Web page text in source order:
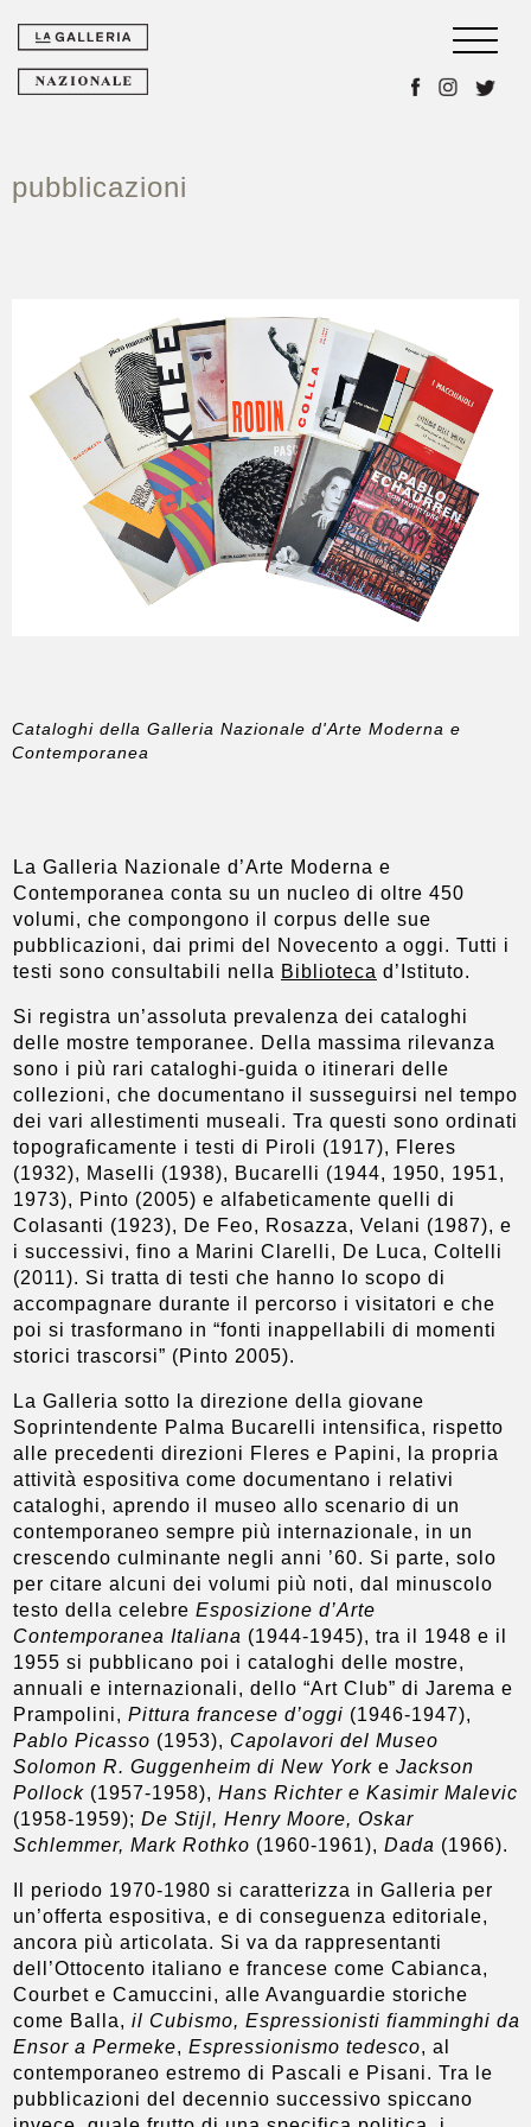
Toggle
pubblicazioni
Cataloghi della Galleria Nazionale d'Arte Moderna e
Contemporanea
La Galleria Nazionale d’Arte Moderna e
Contemporanea conta su un nucleo di oltre 450
volumi, che compongono il corpus delle sue
pubblicazioni, dai primi del Novecento a oggi. Tutti i
testi sono consultabili nella Biblioteca d’Istituto.
Si registra un’assoluta prevalenza dei cataloghi
delle mostre temporanee. Della massima rilevanza
sono i più rari cataloghi-guida o itinerari delle
collezioni, che documentano il susseguirsi nel tempo
dei vari allestimenti museali. Tra questi sono ordinati
topograficamente i testi di Piroli (1917), Fleres
(1932), Maselli (1938), Bucarelli (1944, 1950, 1951,
1973), Pinto (2005) e alfabeticamente quelli di
Colasanti (1923), De Feo, Rosazza, Velani (1987), e
i successivi, fino a Marini Clarelli, De Luca, Coltelli
(2011). Si tratta di testi che hanno lo scopo di
accompagnare durante il percorso i visitatori e che
poi si trasformano in “fonti inappellabili di momenti
storici trascorsi” (Pinto 2005).
La Galleria sotto la direzione della giovane
Soprintendente Palma Bucarelli intensifica, rispetto
alle precedenti direzioni Fleres e Papini, la propria
attività espositiva come documentano i relativi
cataloghi, aprendo il museo allo scenario di un
contemporaneo sempre più internazionale, in un
crescendo culminante negli anni ’60. Si parte, solo
per citare alcuni dei volumi più noti, dal minuscolo
testo della celebre Esposizione d’Arte
Contemporanea Italiana (1944-1945), tra il 1948 e il
1955 si pubblicano poi i cataloghi delle mostre,
annuali e internazionali, dello “Art Club” di Jarema e
Prampolini, Pittura francese d’oggi (1946-1947),
Pablo Picasso (1953), Capolavori del Museo
Solomon R. Guggenheim di New York e Jackson
Pollock (1957-1958), Hans Richter e Kasimir Malevic
(1958-1959); De Stijl, Henry Moore, Oskar
Schlemmer, Mark Rothko (1960-1961), Dada (1966).
Il periodo 1970-1980 si caratterizza in Galleria per
un’offerta espositiva, e di conseguenza editoriale,
ancora più articolata. Si va da rappresentanti
dell’Ottocento italiano e francese come Cabianca,
Courbet e Camuccini, alle Avanguardie storiche
come Balla, il Cubismo, Espressionisti fiamminghi da
Ensor a Permeke, Espressionismo tedesco, al
contemporaneo estremo di Pascali e Pisani. Tra le
pubblicazioni del decennio successivo spiccano